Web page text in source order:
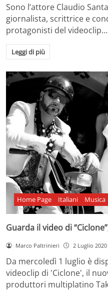
Sono l’attore Claudio
giornalista, scrittrice e
protagonisti del videoclip…
Leggi di più
Home Page Italiani Musica
Guarda il video di
Marco Paltrinieri 2 Luglio 2020
Da mercoledì 1 luglio è
videoclip di 'Ciclone', il
produttori multiplatino